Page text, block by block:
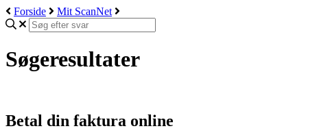
Forside Mit ScanNet
Søgeresultater
Betal din faktura online